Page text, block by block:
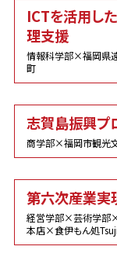
ICTを活用し
理支援
情報科学部×福岡県
町
志賀島振興プ
商学部×福岡市観光
第六次産業実
経営学部×芸術学部
本店×食伊もん処